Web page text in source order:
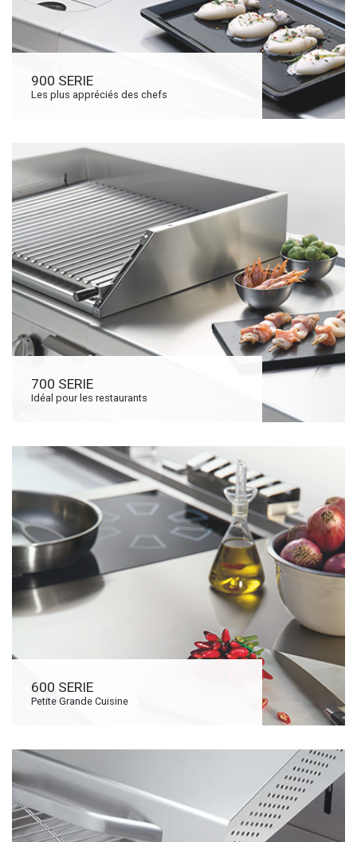
900 SERIE
Les plus appréciés des chefs
700 SERIE
Idéal pour les restaurants
600 SERIE
Petite Grande Cuisine